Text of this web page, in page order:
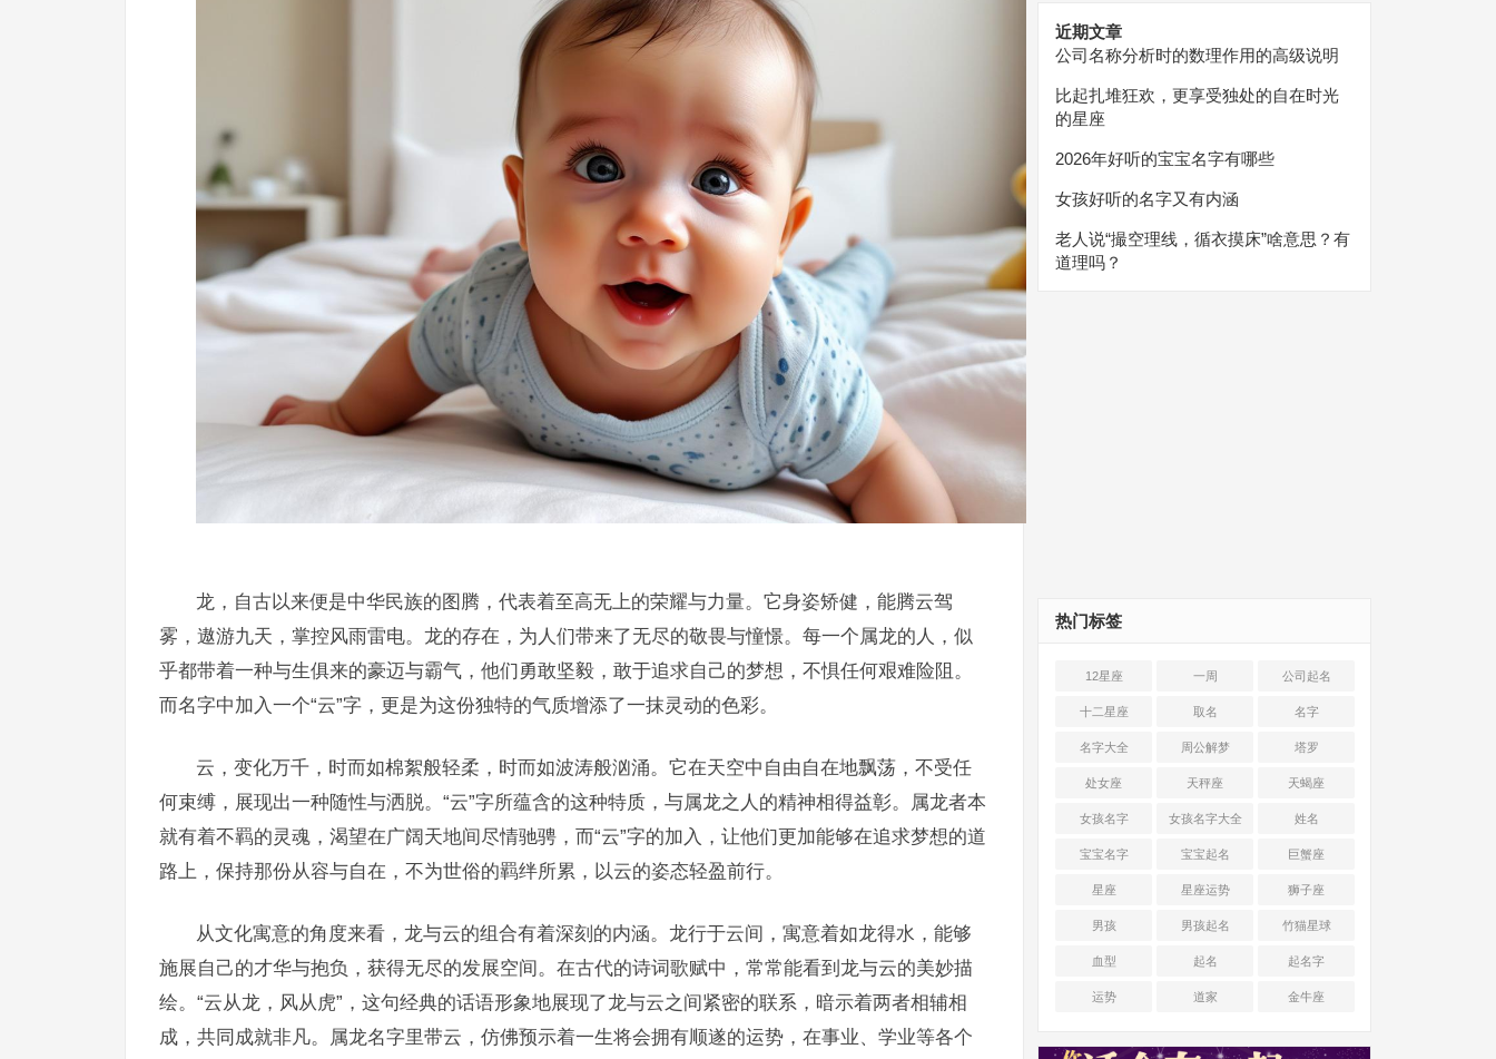
龙，自古以来便是中华民族的图腾，代表着至高无上的荣耀与力量。它身姿矫健，能腾云驾
雾，遨游九天，掌控风雨雷电。龙的存在，为人们带来了无尽的敬畏与憧憬。每一个属龙的人，似
乎都带着一种与生俱来的豪迈与霸气，他们勇敢坚毅，敢于追求自己的梦想，不惧任何艰难险阻。
而名字中加入一个“云”字，更是为这份独特的气质增添了一抹灵动的色彩。
云，变化万千，时而如棉絮般轻柔，时而如波涛般汹涌。它在天空中自由自在地飘荡，不受任
何束缚，展现出一种随性与洒脱。“云”字所蕴含的这种特质，与属龙之人的精神相得益彰。属龙者本
就有着不羁的灵魂，渴望在广阔天地间尽情驰骋，而“云”字的加入，让他们更加能够在追求梦想的道
路上，保持那份从容与自在，不为世俗的羁绊所累，以云的姿态轻盈前行。
从文化寓意的角度来看，龙与云的组合有着深刻的内涵。龙行于云间，寓意着如龙得水，能够
施展自己的才华与抱负，获得无尽的发展空间。在古代的诗词歌赋中，常常能看到龙与云的美妙描
绘。“云从龙，风从虎”，这句经典的话语形象地展现了龙与云之间紧密的联系，暗示着两者相辅相
成，共同成就非凡。属龙名字里带云，仿佛预示着一生将会拥有顺遂的运势，在事业、学业等各个
近期文章
公司名称分析时的数理作用的高级说明
比起扎堆狂欢，更享受独处的自在时光
的星座
2026年好听的宝宝名字有哪些
女孩好听的名字又有内涵
老人说“撮空理线，循衣摸床”啥意思？有
道理吗？
热门标签
12星座 一周 公司起名
十二星座 取名 名字
名字大全 周公解梦 塔罗
处女座 天秤座 天蝎座
女孩名字 女孩名字大全 姓名
宝宝名字 宝宝起名 巨蟹座
星座 星座运势 狮子座
男孩 男孩起名 竹猫星球
血型 起名 起名字
运势 道家 金牛座